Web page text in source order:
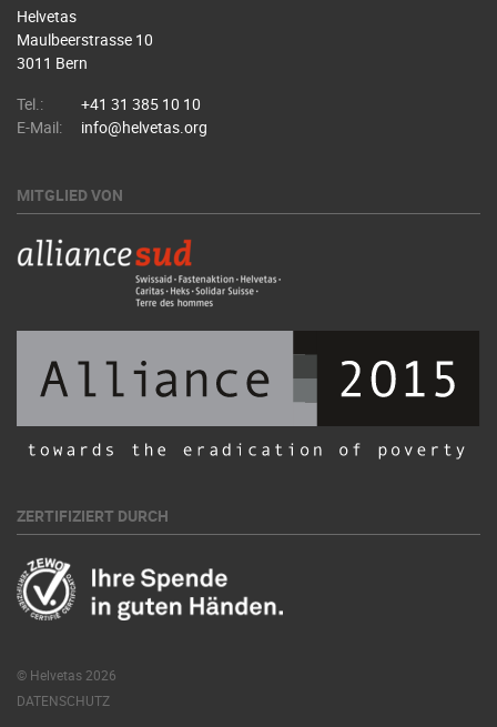
Helvetas
Maulbeerstrasse 10
3011 Bern
Tel.:
+41 31 385 10 10
E-Mail:
info@helvetas.org
MITGLIED VON
ZERTIFIZIERT DURCH
© Helvetas 2026
DATENSCHUTZ